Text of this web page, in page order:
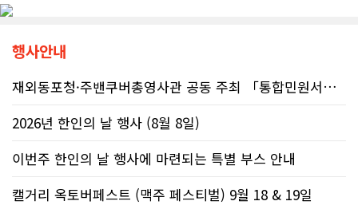
행사안내
재외동포청·주밴쿠버총영사관 공동 주최 「통합민원서비스 온라인 화상상담회..
2026년 한인의 날 행사 (8월 8일)
이번주 한인의 날 행사에 마련되는 특별 부스 안내
캘거리 옥토버페스트 (맥주 페스티벌) 9월 18 & 19일